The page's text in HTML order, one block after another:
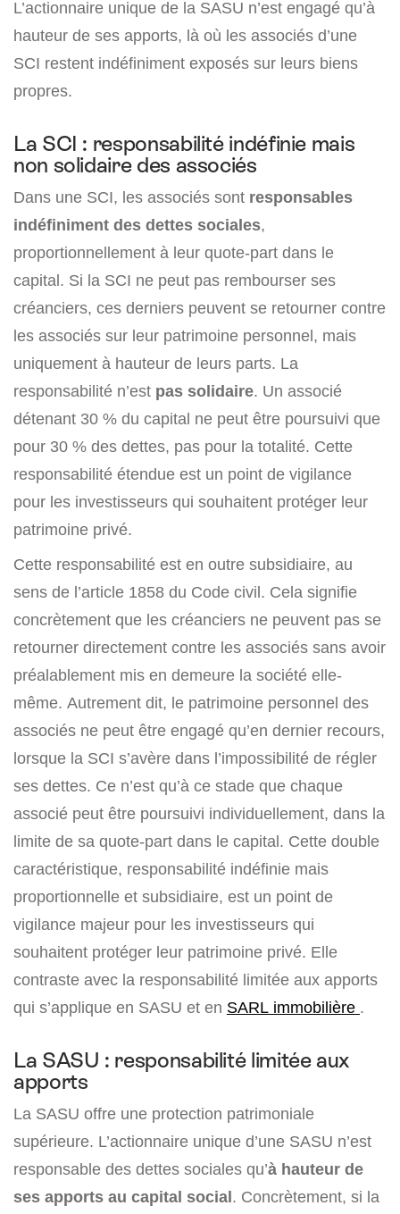
L’actionnaire unique de la SASU n’est engagé qu’à
hauteur de ses apports, là où les associés d’une
SCI restent indéfiniment exposés sur leurs biens
propres.
La SCI : responsabilité indéfinie mais
non solidaire des associés
Dans une SCI, les associés sont responsables
indéfiniment des dettes sociales,
proportionnellement à leur quote-part dans le
capital. Si la SCI ne peut pas rembourser ses
créanciers, ces derniers peuvent se retourner contre
les associés sur leur patrimoine personnel, mais
uniquement à hauteur de leurs parts. La
responsabilité n’est pas solidaire. Un associé
détenant 30 % du capital ne peut être poursuivi que
pour 30 % des dettes, pas pour la totalité. Cette
responsabilité étendue est un point de vigilance
pour les investisseurs qui souhaitent protéger leur
patrimoine privé.
Cette responsabilité est en outre subsidiaire, au
sens de l’article 1858 du Code civil. Cela signifie
concrètement que les créanciers ne peuvent pas se
retourner directement contre les associés sans avoir
préalablement mis en demeure la société elle-
même. Autrement dit, le patrimoine personnel des
associés ne peut être engagé qu’en dernier recours,
lorsque la SCI s’avère dans l’impossibilité de régler
ses dettes. Ce n’est qu’à ce stade que chaque
associé peut être poursuivi individuellement, dans la
limite de sa quote-part dans le capital. Cette double
caractéristique, responsabilité indéfinie mais
proportionnelle et subsidiaire, est un point de
vigilance majeur pour les investisseurs qui
souhaitent protéger leur patrimoine privé. Elle
contraste avec la responsabilité limitée aux apports
qui s’applique en SASU et en SARL immobilière .
La SASU : responsabilité limitée aux
apports
La SASU offre une protection patrimoniale
supérieure. L’actionnaire unique d’une SASU n’est
responsable des dettes sociales qu’à hauteur de
ses apports au capital social. Concrètement, si la